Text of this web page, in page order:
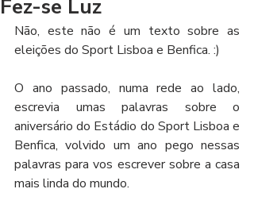
Fez-se Luz
Não, este não é um texto sobre as
eleições do Sport Lisboa e Benfica. :)
O ano passado, numa rede ao lado,
escrevia umas palavras sobre o
aniversário do Estádio do Sport Lisboa e
Benfica, volvido um ano pego nessas
palavras para vos escrever sobre a casa
mais linda do mundo.